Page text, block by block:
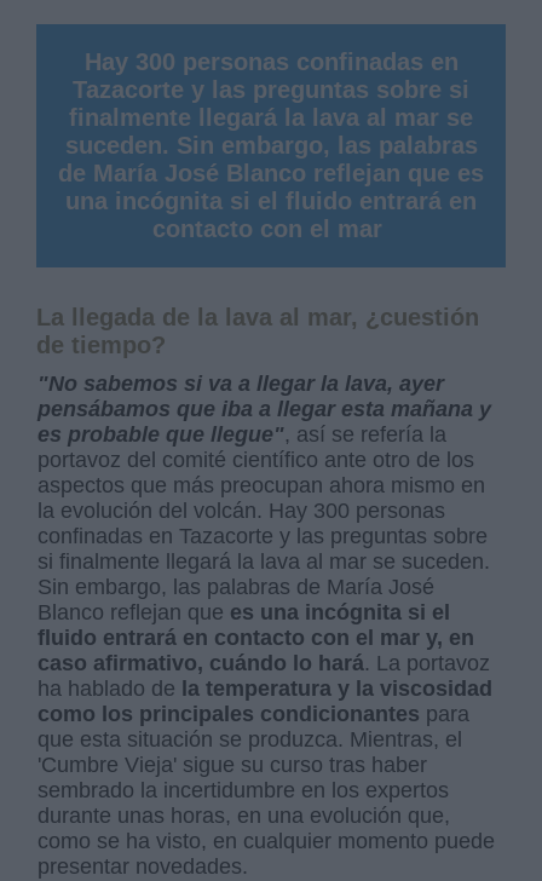
Hay 300 personas confinadas en
Tazacorte y las preguntas sobre si
finalmente llegará la lava al mar se
suceden. Sin embargo, las palabras
de María José Blanco reflejan que es
una incógnita si el fluido entrará en
contacto con el mar
La llegada de la lava al mar, ¿cuestión
de tiempo?
"No sabemos si va a llegar la lava, ayer
pensábamos que iba a llegar esta mañana y
es probable que llegue", así se refería la
portavoz del comité científico ante otro de los
aspectos que más preocupan ahora mismo en
la evolución del volcán. Hay 300 personas
confinadas en Tazacorte y las preguntas sobre
si finalmente llegará la lava al mar se suceden.
Sin embargo, las palabras de María José
Blanco reflejan que es una incógnita si el
fluido entrará en contacto con el mar y, en
caso afirmativo, cuándo lo hará. La portavoz
ha hablado de la temperatura y la viscosidad
como los principales condicionantes para
que esta situación se produzca. Mientras, el
'Cumbre Vieja' sigue su curso tras haber
sembrado la incertidumbre en los expertos
durante unas horas, en una evolución que,
como se ha visto, en cualquier momento puede
presentar novedades.